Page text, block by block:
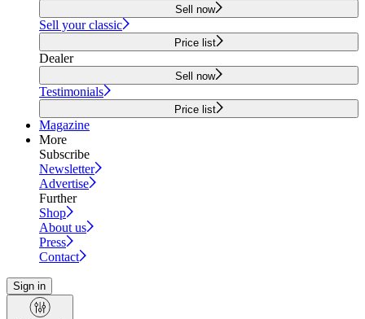
Sell now
Sell your classic
Price list
Dealer
Sell now
Testimonials
Price list
Magazine
More
Subscribe
Newsletter
Advertise
Further
Shop
About us
Press
Contact
Sign in